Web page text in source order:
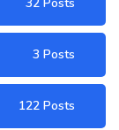
3 Posts
122 Posts